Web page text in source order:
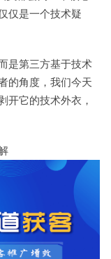
仅是一个技术疑
是第三方基于技术
的角度，我们今天
开它的技术外衣，